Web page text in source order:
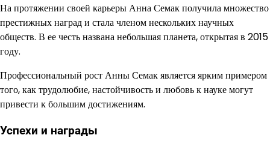
На протяжении своей карьеры Анна Семак получила множество
престижных наград и стала членом нескольких научных
обществ. В ее честь названа небольшая планета, открытая в 2015
году.
Профессиональный рост Анны Семак является ярким примером
того, как трудолюбие, настойчивость и любовь к науке могут
привести к большим достижениям.
Успехи и награды